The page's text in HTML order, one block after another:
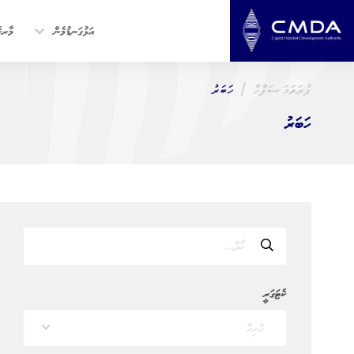
އަޅުގަނޑުމެން
ފުރަތަމަ ސަފްހާ ހަބަރު
ހަބަރު
ކެޓަގަރީ
ހުރިހާ